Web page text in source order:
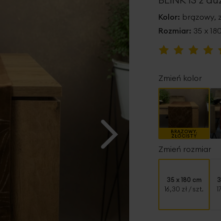
Kolor: brązowy,
Rozmiar: 35 x
Ocena:
Zmień kolor
BRĄZOWY,
ZŁOCISTY
Zmień rozmiar
35 x 180 cm
16,30 zł / szt.